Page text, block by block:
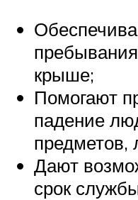
крыше;
Помогают
падение
предметов,
Дают
срок